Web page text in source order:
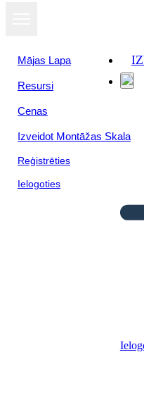
Mājas Lapa
Resursi
Cenas
Izveidot Montāžas Skala
Reģistrēties
Ielogoties
Skatīt kā
slaidrādi